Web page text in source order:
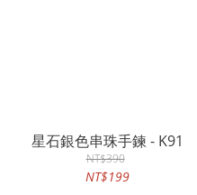
星石銀色串珠手鍊 - K91
NT$390
NT$199